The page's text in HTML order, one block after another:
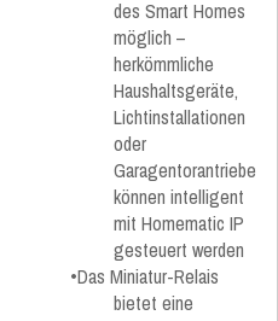
des Smart Homes
möglich –
herkömmliche
Haushaltsgeräte,
Lichtinstallationen
oder
Garagentorantriebe
können intelligent
mit Homematic IP
gesteuert werden
•Das Miniatur-Relais
bietet eine